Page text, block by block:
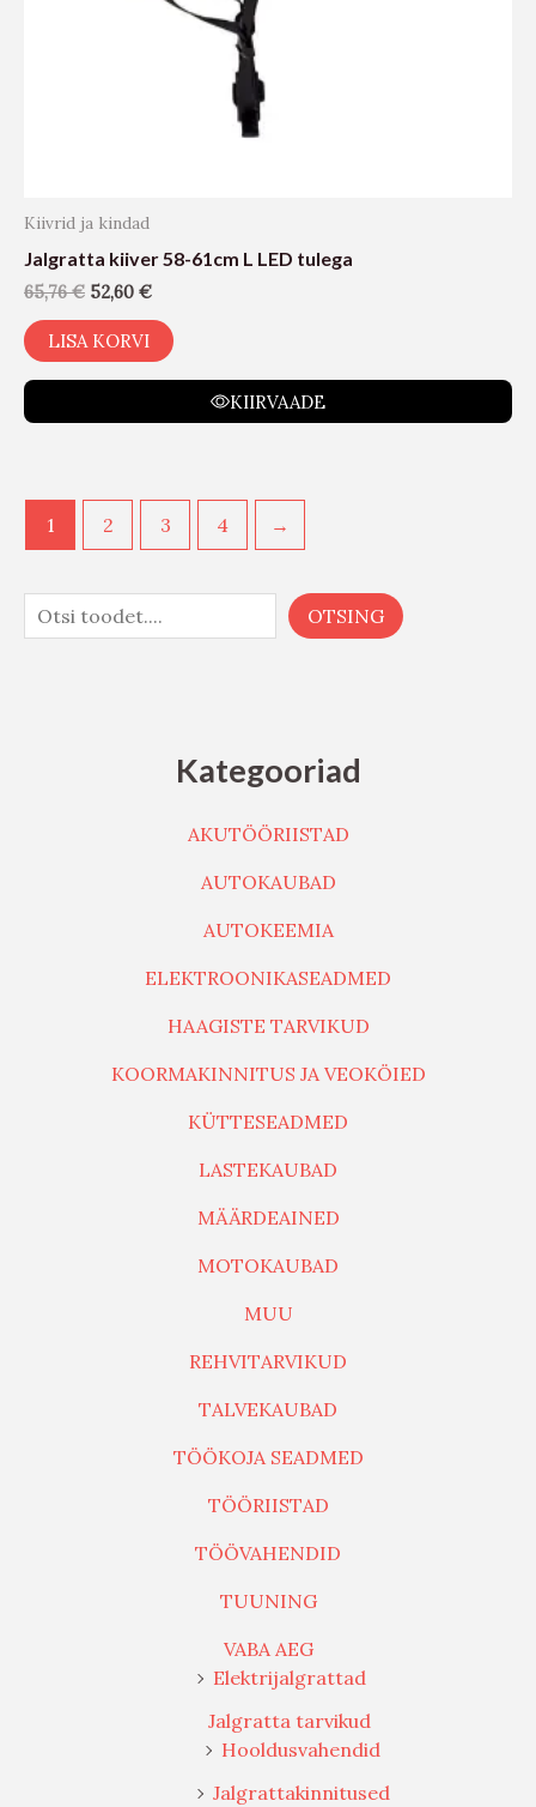
OTSING
Kategooriad
AKUTÖÖRIISTAD
AUTOKAUBAD
AUTOKEEMIA
ELEKTROONIKASEADMED
HAAGISTE TARVIKUD
KOORMAKINNITUS JA VEOKÖIED
KÜTTESEADMED
LASTEKAUBAD
MÄÄRDEAINED
MOTOKAUBAD
MUU
REHVITARVIKUD
TALVEKAUBAD
TÖÖKOJA SEADMED
TÖÖRIISTAD
TÖÖVAHENDID
TUUNING
VABA AEG
Elektrijalgrattad
Jalgratta tarvikud
Hooldusvahendid
Jalgrattakinnitused
Kiivrid ja kindad
Jalgratta kiiver 58-61cm L LED tulega
65,76€ 52,60 €
LISA KORVI
KIIRVAADE
1 2 3 4 →